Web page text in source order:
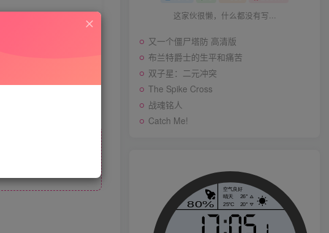
The Spike Cross
这家伙很懒，什么都没有写...
又一个僵尸塔防 高清版
布兰特爵士的生平和痛苦
双子星：二元冲突
The Spike Cross
战魂铭人
Catch Me!